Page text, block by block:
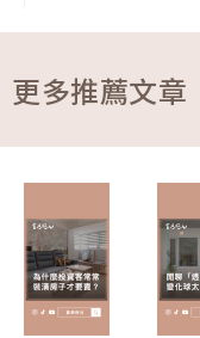
更多推薦文章